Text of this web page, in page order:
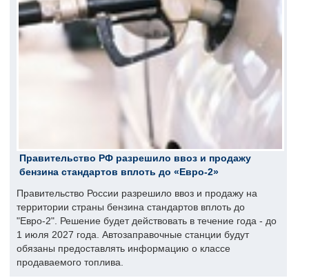
Правительство РФ разрешило ввоз и продажу
бензина стандартов вплоть до «Евро-2»
Правительство России разрешило ввоз и продажу на
территории страны бензина стандартов вплоть до
"Евро-2". Решение будет действовать в течение года - до
1 июля 2027 года. Автозаправочные станции будут
обязаны предоставлять информацию о классе
продаваемого топлива.